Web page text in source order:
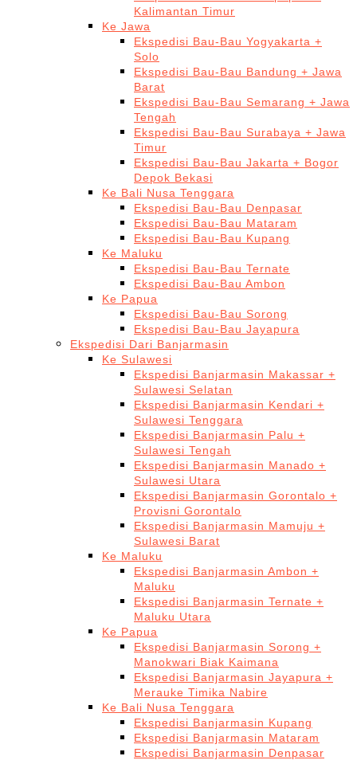
Kalimantan Timur
Ke Jawa
Ekspedisi Bau-Bau Yogyakarta +
Solo
Ekspedisi Bau-Bau Bandung + Jawa
Barat
Ekspedisi Bau-Bau Semarang + Jawa
Tengah
Ekspedisi Bau-Bau Surabaya + Jawa
Timur
Ekspedisi Bau-Bau Jakarta + Bogor
Depok Bekasi
Ke Bali Nusa Tenggara
Ekspedisi Bau-Bau Denpasar
Ekspedisi Bau-Bau Mataram
Ekspedisi Bau-Bau Kupang
Ke Maluku
Ekspedisi Bau-Bau Ternate
Ekspedisi Bau-Bau Ambon
Ke Papua
Ekspedisi Bau-Bau Sorong
Ekspedisi Bau-Bau Jayapura
Ekspedisi Dari Banjarmasin
Ke Sulawesi
Ekspedisi Banjarmasin Makassar +
Sulawesi Selatan
Ekspedisi Banjarmasin Kendari +
Sulawesi Tenggara
Ekspedisi Banjarmasin Palu +
Sulawesi Tengah
Ekspedisi Banjarmasin Manado +
Sulawesi Utara
Ekspedisi Banjarmasin Gorontalo +
Provisni Gorontalo
Ekspedisi Banjarmasin Mamuju +
Sulawesi Barat
Ke Maluku
Ekspedisi Banjarmasin Ambon +
Maluku
Ekspedisi Banjarmasin Ternate +
Maluku Utara
Ke Papua
Ekspedisi Banjarmasin Sorong +
Manokwari Biak Kaimana
Ekspedisi Banjarmasin Jayapura +
Merauke Timika Nabire
Ke Bali Nusa Tenggara
Ekspedisi Banjarmasin Kupang
Ekspedisi Banjarmasin Mataram
Ekspedisi Banjarmasin Denpasar